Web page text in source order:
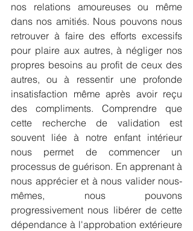
nos relations amoureuses ou même
dans nos amitiés. Nous pouvons nous
retrouver à faire des efforts excessifs
pour plaire aux autres, à négliger nos
propres besoins au profit de ceux des
autres, ou à ressentir une profonde
insatisfaction même après avoir reçu
des compliments. Comprendre que
cette recherche de validation est
souvent liée à notre enfant intérieur
nous permet de commencer un
processus de guérison. En apprenant à
nous apprécier et à nous valider nous-
mêmes, nous pouvons
progressivement nous libérer de cette
dépendance à l'approbation extérieure